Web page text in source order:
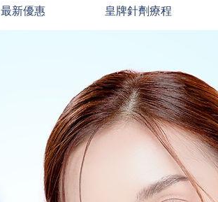
最新優惠 皇牌針劑療程